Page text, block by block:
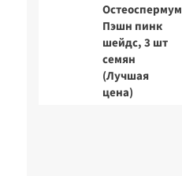
Остеоспермум
Пэшн пинк
шейдс, 3 шт
семян
(Лучшая
цена)